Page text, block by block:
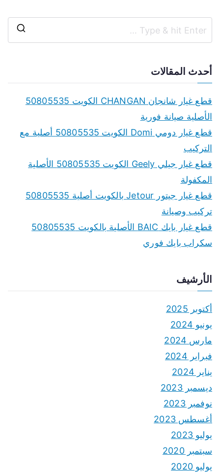
r
أحدث المقالات
قطع غيار شانجان CHANGAN الكويت 50805535
الأصلية صيانة فورية
قطع غيار دومي Domi الكويت 50805535 أصلية مع
التركيب
قطع غيار جيلي Geely الكويت 50805535 الأصلية
المكفولة
قطع غيار جيتور Jetour بالكويت أصلية 50805535
تركيب وصيانة
قطع غيار بايك BAIC الأصلية بالكويت 50805535
سكراب بايك فوري
الأرشيف
أكتوبر 2025
يونيو 2024
مارس 2024
فبراير 2024
يناير 2024
ديسمبر 2023
نوفمبر 2023
أغسطس 2023
يوليو 2023
سبتمبر 2020
يوليو 2020